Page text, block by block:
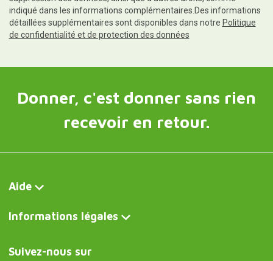
indiqué dans les informations complémentaires.Des informations
détaillées supplémentaires sont disponibles dans notre Politique
de confidentialité et de protection des données
Donner, c'est donner sans rien
recevoir en retour.
Aide
Informations légales
Suivez-nous sur